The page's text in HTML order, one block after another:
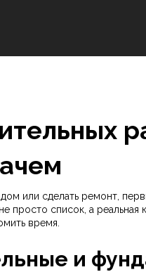
или сделать ремонт,
просто список, а реальная
время.
и